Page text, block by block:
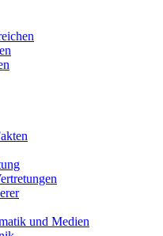
und Medien